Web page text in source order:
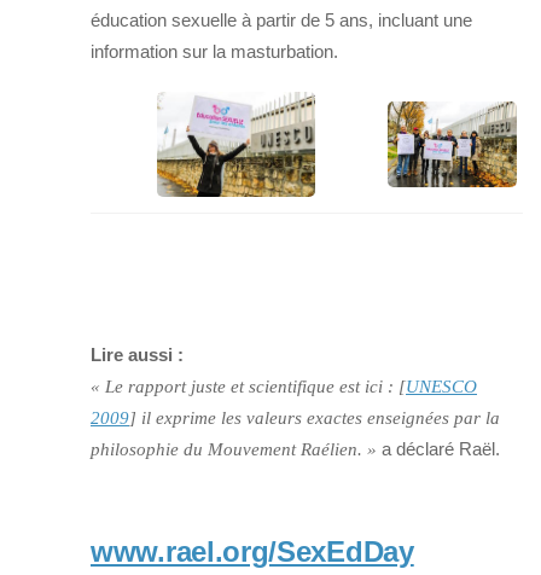
éducation sexuelle à partir de 5 ans, incluant une
information sur la masturbation.
Lire aussi :
« Le rapport juste et scientifique est ici : [UNESCO
2009] il exprime les valeurs exactes enseignées par la
philosophie du Mouvement Raélien. » a déclaré Raël.
www.rael.org/SexEdDay